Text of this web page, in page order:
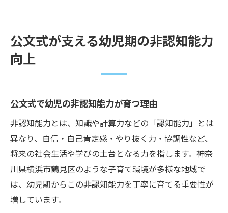
公文式が支える幼児期の非認知能力
向上
公文式で幼児の非認知能力が育つ理由
非認知能力とは、知識や計算力などの「認知能力」とは
異なり、自信・自己肯定感・やり抜く力・協調性など、
将来の社会生活や学びの土台となる力を指します。神奈
川県横浜市鶴見区のような子育て環境が多様な地域で
は、幼児期からこの非認知能力を丁寧に育てる重要性が
増しています。